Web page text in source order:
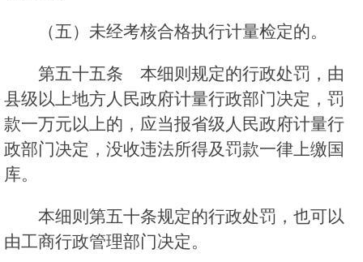
（五）未经考核合格执行计量检定的。
第五十五条 本细则规定的行政处罚，由
县级以上地方人民政府计量行政部门决定，罚
款一万元以上的，应当报省级人民政府计量行
政部门决定，没收违法所得及罚款一律上缴国
库。
本细则第五十条规定的行政处罚，也可以
由工商行政管理部门决定。